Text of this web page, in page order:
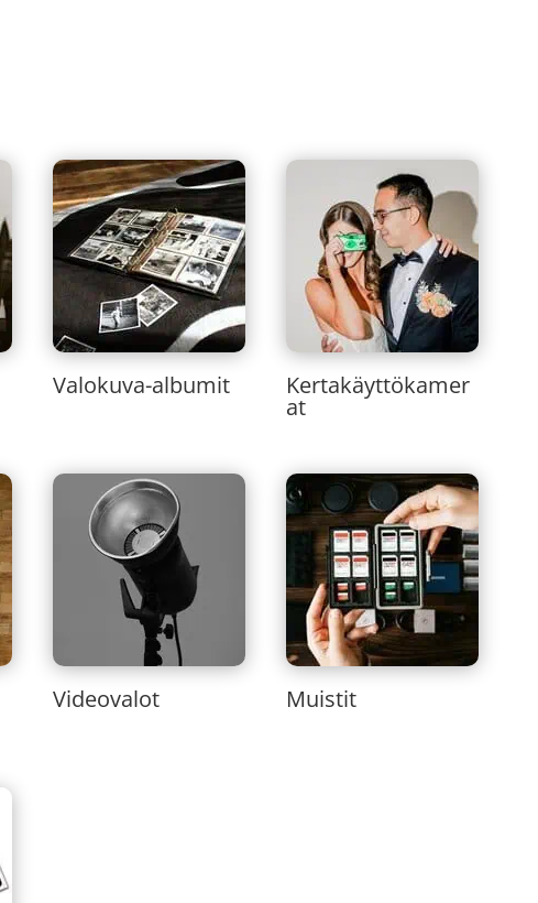
Valokuva-albumit Kertakäyttökamer
at
Videovalot Muistit